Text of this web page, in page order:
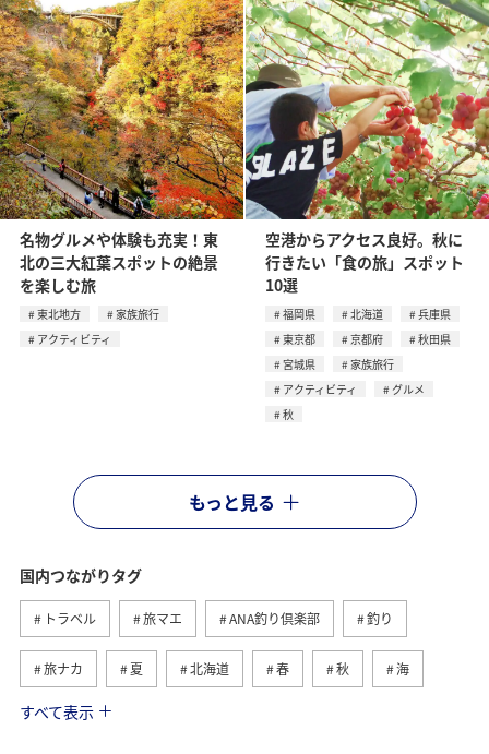
名物グルメや体験も充実！東
北の三大紅葉スポットの絶景
を楽しむ旅
東北地方
家族旅行
アクティビティ
空港からアクセス良好。秋に
行きたい「食の旅」スポット
10選
福岡県 北海道
兵庫県
東京都
京都府
秋田県
宮城県
家族旅行
アクティビティ
グルメ
秋
もっと見る
国内つながりタグ
トラベル 旅マエ ANA釣り倶楽部 釣り
旅ナカ 夏 北海道 春 秋 海
川 グルメ
すべて表示